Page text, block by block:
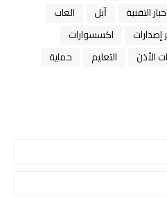
اخبار التقنية ﺁﺑﻞ
العاب
إصدارات
اكسسوارات
الأذن التعليم
حماية